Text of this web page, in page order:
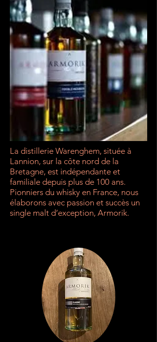
La distillerie Warenghem, située à
Lannion, sur la côte nord de la
Bretagne, est indépendante et
familiale depuis plus de 100 ans.
Pionniers du whisky en France, nous
élaborons avec passion et succès un
single malt d’exception, Armorik.